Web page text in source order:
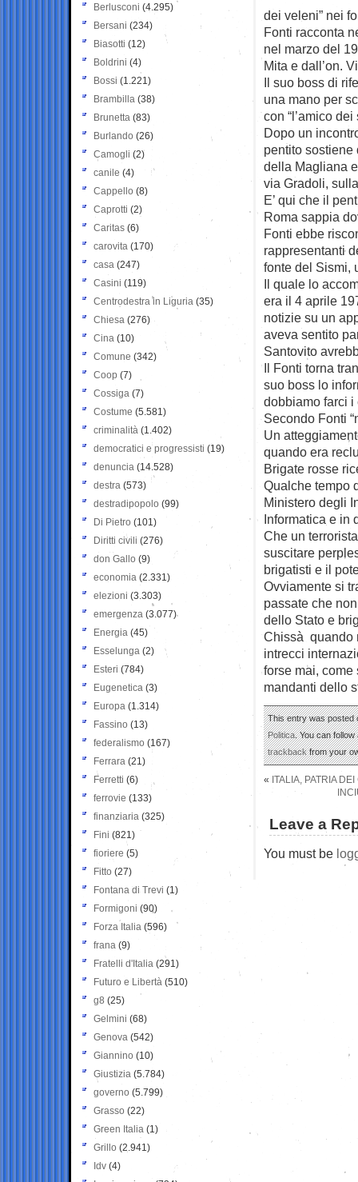
dei veleni” nei
Fonti racconta
nel marzo del
Mita e dall’on.
Il suo boss di
una mano per
con “l’amico dei
Dopo un
pentito
della Magliana
via Gradoli,
E’ qui che il
Roma sappia
Fonti ebbe
rappresentanti
fonte del Sismi,
Il quale lo
era il 4 aprile
notizie su un
aveva sentito
Santovito
Il Fonti torna
suo boss lo
dobbiamo farci i
Secondo Fonti
Un
quando era
Brigate rosse
Qualche tempo
Ministero degli
Informatica e in
Che un
suscitare
brigatisti e il
Ovviamente si
passate che
dello Stato e
Chissà quando
intrecci
forse mai,
mandanti dello
This entry was posted
Politica. You can
trackbackfrom your
« ITALIA, PATRIA
Leave a
You must be
Berlusconi (4.295)
Bersani (234)
Biasotti (12)
Boldrini (4)
Bossi (1.221)
Brambilla (38)
Brunetta (83)
Burlando (26)
Camogli (2)
canile (4)
Cappello (8)
Caprotti (2)
Caritas (6)
carovita (170)
casa (247)
Casini (119)
Centrodestra in Liguria (35)
Chiesa (276)
Cina (10)
Comune (342)
Coop (7)
Cossiga (7)
Costume (5.581)
criminalità (1.402)
democratici e progressisti (19)
denuncia (14.528)
destra (573)
destradipopolo (99)
Di Pietro (101)
Diritti civili (276)
don Gallo (9)
economia (2.331)
elezioni (3.303)
emergenza (3.077)
Energia (45)
Esselunga (2)
Esteri (784)
Eugenetica (3)
Europa (1.314)
Fassino (13)
federalismo (167)
Ferrara (21)
Ferretti (6)
ferrovie (133)
finanziaria (325)
Fini (821)
fioriere (5)
Fitto (27)
Fontana di Trevi (1)
Formigoni (90)
Forza Italia (596)
frana (9)
Fratelli d'Italia (291)
Futuro e Libertà (510)
g8 (25)
Gelmini (68)
Genova (542)
Giannino (10)
Giustizia (5.784)
governo (5.799)
Grasso (22)
Green Italia (1)
Grillo (2.941)
Idv (4)